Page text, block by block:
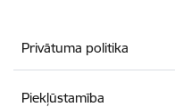
Privātuma politika
Piekļūstamība